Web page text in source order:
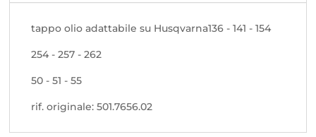
tappo olio adattabile su Husqvarna136 - 141 - 154
254 - 257 - 262
50 - 51 - 55
rif. originale: 501.7656.02